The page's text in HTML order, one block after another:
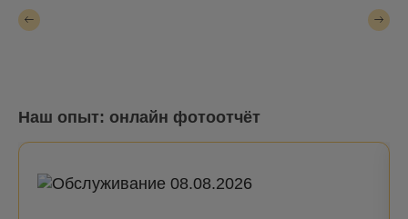
Наш опыт: онлайн фотоотчёт